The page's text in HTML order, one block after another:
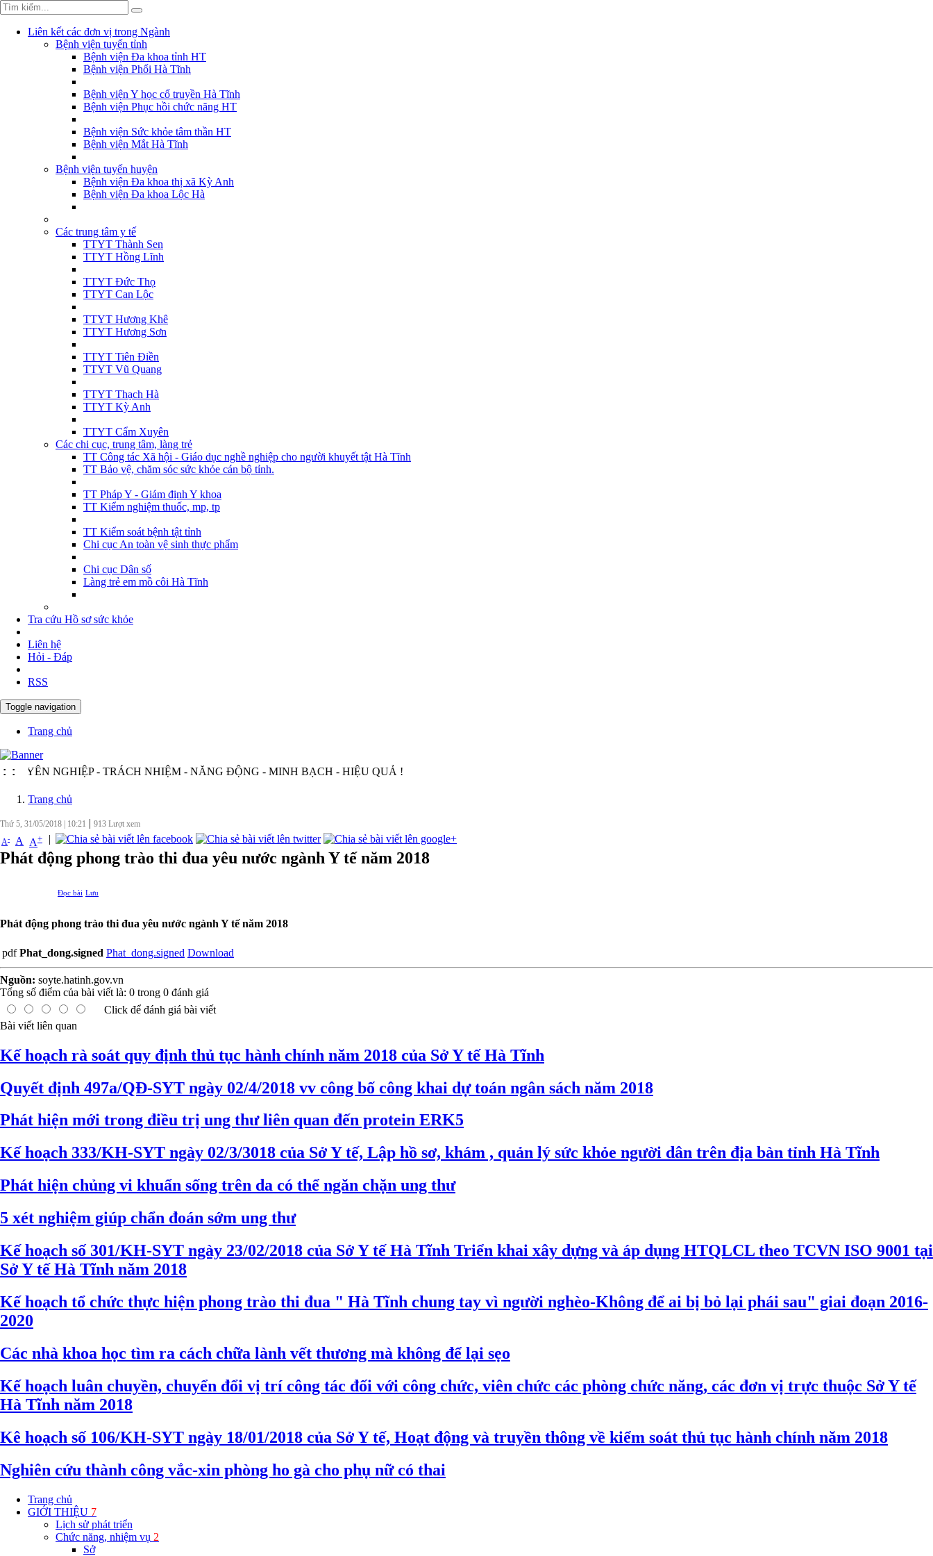
Liên kết các đơn vị trong Ngành
Bệnh viện tuyến tỉnh
Bệnh viện Đa khoa tỉnh HT
Bệnh viện Phổi Hà Tĩnh
Bệnh viện Y học cổ truyền Hà Tĩnh
Bệnh viện Phục hồi chức năng HT
Bệnh viện Sức khỏe tâm thần HT
Bệnh viện Mắt Hà Tĩnh
Bệnh viện tuyến huyện
Bệnh viện Đa khoa thị xã Kỳ Anh
Bệnh viện Đa khoa Lộc Hà
Các trung tâm y tế
TTYT Thành Sen
TTYT Hồng Lĩnh
TTYT Đức Thọ
TTYT Can Lộc
TTYT Hương Khê
TTYT Hương Sơn
TTYT Tiên Điền
TTYT Vũ Quang
TTYT Thạch Hà
TTYT Kỳ Anh
TTYT Cẩm Xuyên
Các chi cục, trung tâm, làng trẻ
TT Công tác Xã hội - Giáo dục nghề nghiệp cho người khuyết tật Hà Tĩnh
TT Bảo vệ, chăm sóc sức khỏe cán bộ tỉnh.
TT Pháp Y - Giám định Y khoa
TT Kiểm nghiệm thuốc, mp, tp
TT Kiểm soát bệnh tật tỉnh
Chi cục An toàn vệ sinh thực phẩm
Chi cục Dân số
Làng trẻ em mồ côi Hà Tĩnh
Tra cứu Hồ sơ sức khỏe
Liên hệ
Hỏi - Đáp
RSS
Toggle navigation
Trang chủ
: :NGHIỆP - TRÁCH NHIỆM - NĂNG ĐỘNG - MINH BẠCH - HIỆU QUẢ !
Trang chủ
Thứ 5, 31/05/2018 10:21 | 913 Lượt xem
A- A A+ |
Phát động phong trào thi đua yêu nước ngành Y tế năm 2018
Đọc bài Lưu
Phát động phong trào thi đua yêu nước ngành Y tế năm 2018
pdf Phat_dong.signed Phat_dong.signed Download
Nguồn: soyte.hatinh.gov.vn
Tổng số điểm của bài viết là: 0 trong 0 đánh giá
Click để đánh giá bài viết
Bài viết liên quan
Kế hoạch rà soát quy định thủ tục hành chính năm 2018 của Sở Y tế Hà Tĩnh
Quyết định 497a/QĐ-SYT ngày 02/4/2018 vv công bố công khai dự toán ngân sách năm 2018
Phát hiện mới trong điều trị ung thư liên quan đến protein ERK5
Kế hoạch 333/KH-SYT ngày 02/3/3018 của Sở Y tế, Lập hồ sơ, khám , quản lý sức khỏe người dân trên địa bàn tỉnh Hà Tĩnh
Phát hiện chủng vi khuẩn sống trên da có thể ngăn chặn ung thư
5 xét nghiệm giúp chẩn đoán sớm ung thư
Kế hoạch số 301/KH-SYT ngày 23/02/2018 của Sở Y tế Hà Tĩnh Triển khai xây dựng và áp dụng HTQLCL theo TCVN ISO 9001 tại
Sở Y tế Hà Tĩnh năm 2018
Kế hoạch tổ chức thực hiện phong trào thi đua " Hà Tĩnh chung tay vì người nghèo-Không để ai bị bỏ lại phái sau" giai đoạn 2016-
2020
Các nhà khoa học tìm ra cách chữa lành vết thương mà không để lại sẹo
Kế hoạch luân chuyền, chuyển đổi vị trí công tác đối với công chức, viên chức các phòng chức năng, các đơn vị trực thuộc Sở Y tế
Hà Tĩnh năm 2018
Kê hoạch số 106/KH-SYT ngày 18/01/2018 của Sở Y tế, Hoạt động và truyền thông về kiểm soát thủ tục hành chính năm 2018
Nghiên cứu thành công vắc-xin phòng ho gà cho phụ nữ có thai
Trang chủ
GIỚI THIỆU 7
Lịch sử phát triển
Chức năng, nhiệm vụ 2
Sở